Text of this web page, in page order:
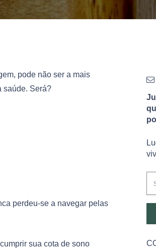
pode não ser a mais
saúde. Será?
perdeu-se a navegar pelas
sua cota de sono